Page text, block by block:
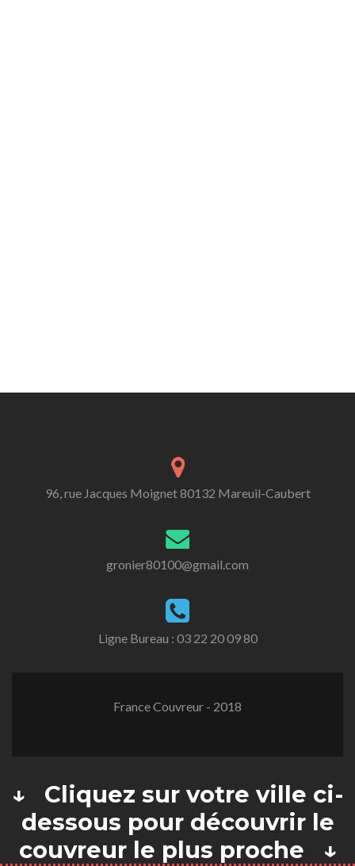
96, rue Jacques Moignet 80132 Mareuil-Caubert
gronier80100@gmail.com
Ligne Bureau : 03 22 20 09 80
France Couvreur - 2018
↓ Cliquez sur votre ville ci-
dessous pour découvrir le
couvreur le plus proche ↓